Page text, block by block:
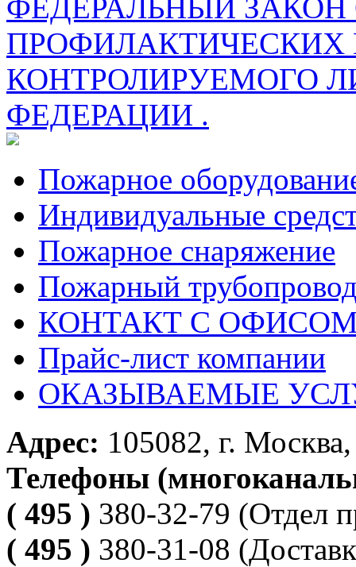
ФЕДЕРАЛЬНЫЙ
КОНТРОЛИРУЕМОГО
ФЕДЕРАЦИИ .
Пожарное
Индивидуальные
Пожарное снаряжение
Пожарный
КОНТАКТ С ОФИСОМ
Прайс-лист компании
ОКАЗЫВАЕМЫЕ
Адрес: 105082, г.
Телефоны
( 495 ) 380-32-79 (Отдел
( 495 ) 380-31-08